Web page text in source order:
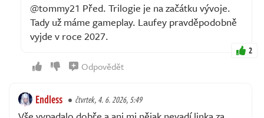
@tommy21 Před. Trilogie je na začátku vývoje.
Tady už máme gameplay. Laufey pravděpodobně
vyjde v roce 2027.
2
Odpovědět
Endless čtvrtek, 4. 6. 2026, 5:49